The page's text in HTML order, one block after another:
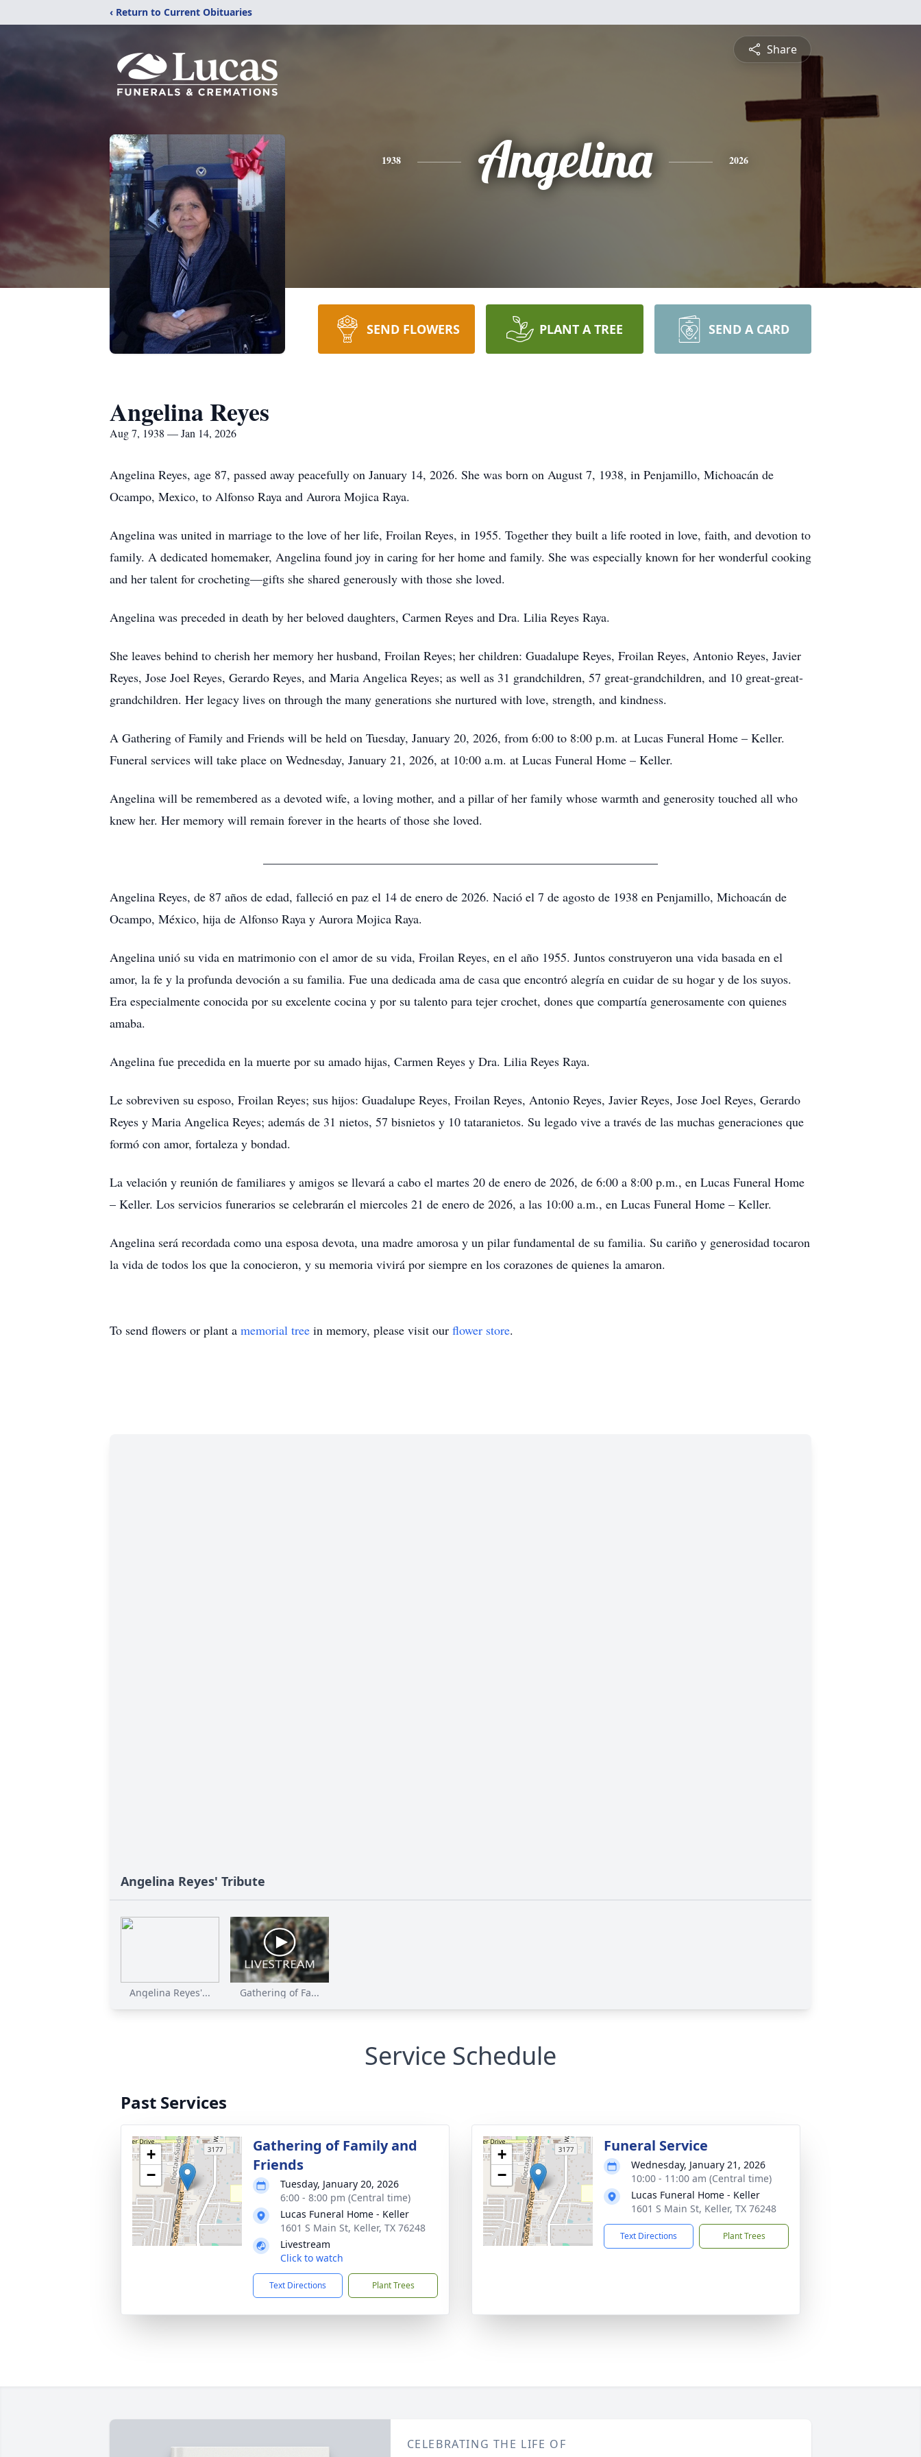
‹ Return to Current Obituaries
Share
1938 Angelina 2026
SEND FLOWERS PLANT A TREE SEND A CARD
Angelina Reyes
Aug 7, 1938 — Jan 14, 2026
Angelina Reyes, age 87, passed away peacefully on January 14, 2026. She was born on August 7, 1938, in Penjamillo, Michoacán de
Ocampo, Mexico, to Alfonso Raya and Aurora Mojica Raya.
Angelina was united in marriage to the love of her life, Froilan Reyes, in 1955. Together they built a life rooted in love, faith, and devotion to
family. A dedicated homemaker, Angelina found joy in caring for her home and family. She was especially known for her wonderful cooking
and her talent for crocheting—gifts she shared generously with those she loved.
Angelina was preceded in death by her beloved daughters, Carmen Reyes and Dra. Lilia Reyes Raya.
She leaves behind to cherish her memory her husband, Froilan Reyes; her children: Guadalupe Reyes, Froilan Reyes, Antonio Reyes, Javier
Reyes, Jose Joel Reyes, Gerardo Reyes, and Maria Angelica Reyes; as well as 31 grandchildren, 57 great-grandchildren, and 10 great-great-
grandchildren. Her legacy lives on through the many generations she nurtured with love, strength, and kindness.
A Gathering of Family and Friends will be held on Tuesday, January 20, 2026, from 6:00 to 8:00 p.m. at Lucas Funeral Home – Keller.
Funeral services will take place on Wednesday, January 21, 2026, at 10:00 a.m. at Lucas Funeral Home – Keller.
Angelina will be remembered as a devoted wife, a loving mother, and a pillar of her family whose warmth and generosity touched all who
knew her. Her memory will remain forever in the hearts of those she loved.
Angelina Reyes, de 87 años de edad, falleció en paz el 14 de enero de 2026. Nació el 7 de agosto de 1938 en Penjamillo, Michoacán de
Ocampo, México, hija de Alfonso Raya y Aurora Mojica Raya.
Angelina unió su vida en matrimonio con el amor de su vida, Froilan Reyes, en el año 1955. Juntos construyeron una vida basada en el
amor, la fe y la profunda devoción a su familia. Fue una dedicada ama de casa que encontró alegría en cuidar de su hogar y de los suyos.
Era especialmente conocida por su excelente cocina y por su talento para tejer crochet, dones que compartía generosamente con quienes
amaba.
Angelina fue precedida en la muerte por su amado hijas, Carmen Reyes y Dra. Lilia Reyes Raya.
Le sobreviven su esposo, Froilan Reyes; sus hijos: Guadalupe Reyes, Froilan Reyes, Antonio Reyes, Javier Reyes, Jose Joel Reyes, Gerardo
Reyes y Maria Angelica Reyes; además de 31 nietos, 57 bisnietos y 10 tataranietos. Su legado vive a través de las muchas generaciones que
formó con amor, fortaleza y bondad.
La velación y reunión de familiares y amigos se llevará a cabo el martes 20 de enero de 2026, de 6:00 a 8:00 p.m., en Lucas Funeral Home
– Keller. Los servicios funerarios se celebrarán el miercoles 21 de enero de 2026, a las 10:00 a.m., en Lucas Funeral Home – Keller.
Angelina será recordada como una esposa devota, una madre amorosa y un pilar fundamental de su familia. Su cariño y generosidad tocaron
la vida de todos los que la conocieron, y su memoria vivirá por siempre en los corazones de quienes la amaron.
To send flowers or plant a memorial tree in memory, please visit our flower store.
Angelina Reyes' Tribute
Angelina Reyes'... Gathering of Fa...
Service Schedule
Past Services
+
−
Gathering of Family and
Friends
Tuesday, January 20, 2026
6:00 - 8:00 pm (Central time)
Lucas Funeral Home - Keller
1601 S Main St, Keller, TX 76248
Livestream
Click to watch
Text Directions Plant Trees
+
−
Funeral Service
Wednesday, January 21, 2026
10:00 - 11:00 am (Central time)
Lucas Funeral Home - Keller
1601 S Main St, Keller, TX 76248
Text Directions Plant Trees
CELEBRATING THE LIFE OF